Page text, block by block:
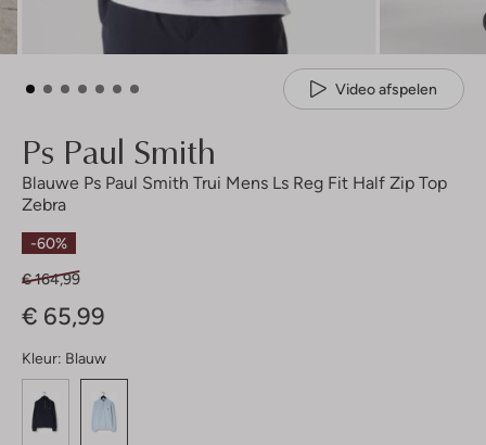
Video afspelen
Ps Paul Smith
Blauwe Ps Paul Smith Trui Mens Ls Reg Fit Half Zip Top
Zebra
-60%
€ 164,99
€ 65,99
Kleur: Blauw